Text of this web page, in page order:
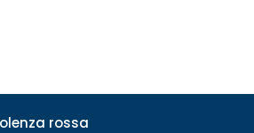
rossa